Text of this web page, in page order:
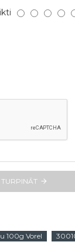
TURPINĀT
100g Vorel